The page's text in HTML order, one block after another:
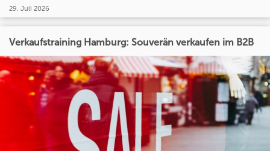
29. Juli 2026
Verkaufstraining Hamburg: Souverän verkaufen im B2B